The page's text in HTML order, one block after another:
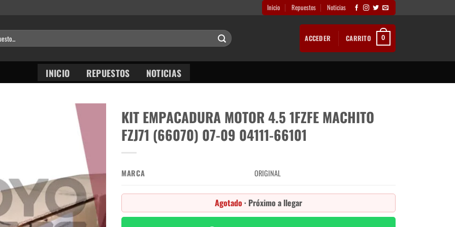
Inicio Repuestos Noticias
ACCEDER CARRITO 0
INICIO REPUESTOS NOTICIAS
KIT EMPACADURA MOTOR 4.5 1FZFE MACHITO
FZJ71 (66070) 07-09 04111-66101
MARCA ORIGINAL
Agotado · Próximo a llegar